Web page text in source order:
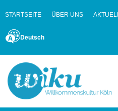
STARTSEITE ÜBER UNS
Deutsch